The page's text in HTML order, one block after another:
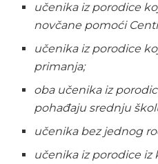
učenika iz porodice
novčane pomoći
učenika iz porodice
primanja;
oba učenika iz
pohađaju srednju
učenika bez jednog
učenika iz porodice iz